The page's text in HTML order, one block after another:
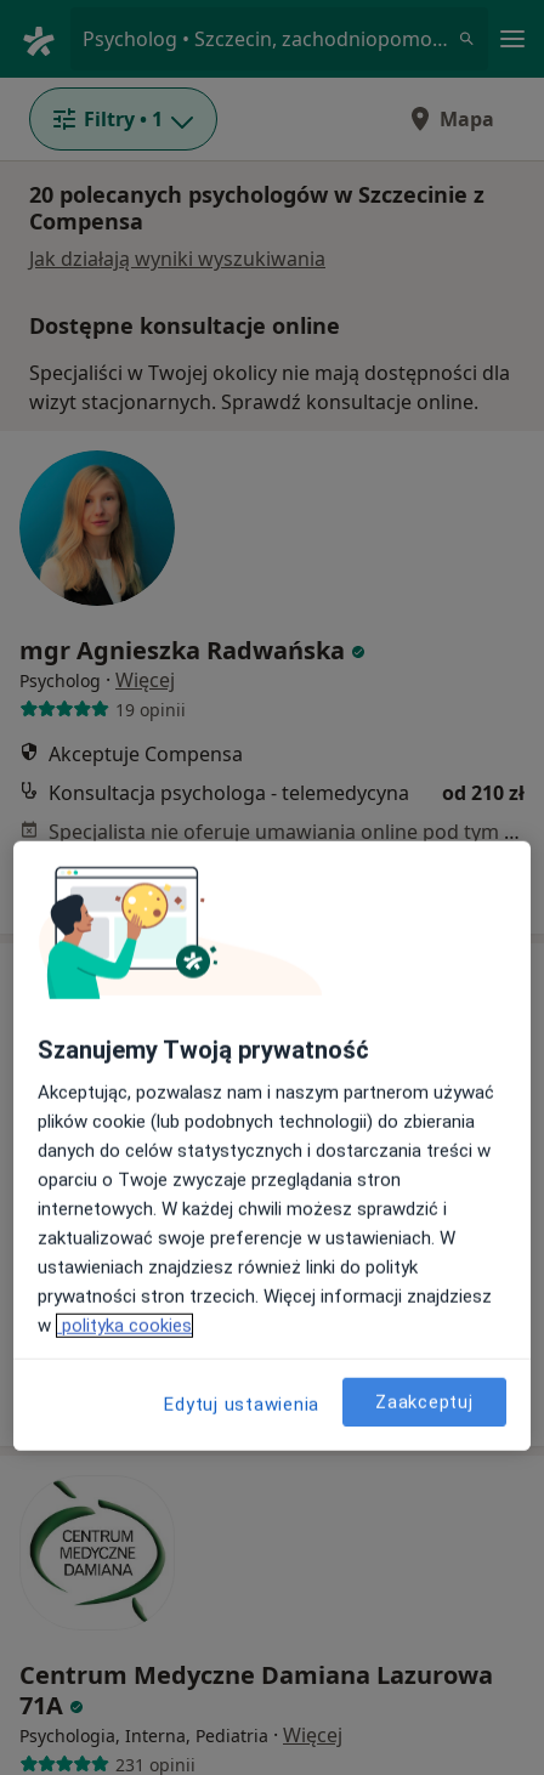
Psycholog • Szczecin, zachodniopomorskie
Filtry • 1 Mapa
20 polecanych psychologów w Szczecinie z
Compensa
Jak działają wyniki wyszukiwania
Dostępne konsultacje online
Specjaliści w Twojej okolicy nie mają dostępności dla
wizyt stacjonarnych. Sprawdź konsultacje online.
mgr Agnieszka Radwańska
Psycholog · Więcej
19 opinii
Akceptuje Compensa
Konsultacja psychologa - telemedycyna
od 210 zł
Specjalista nie oferuje umawiania online pod tym adresem.
Poproś o wizytę
mgr Weronika Loch
Psycholog · Więcej
12 opinii
Akceptuje Compensa
Psychoterapia indywidualna
od 229 zł
Poproś o wizytę
Centrum Medyczne Damiana Lazurowa
71A
Psychologia, Interna, Pediatria · Więcej
231 opinii
Szanujemy Twoją prywatność
Akceptując, pozwalasz nam i naszym partnerom używać
plików cookie (lub podobnych technologii) do zbierania
danych do celów statystycznych i dostarczania treści w
oparciu o Twoje zwyczaje przeglądania stron
internetowych. W każdej chwili możesz sprawdzić i
zaktualizować swoje preferencje w ustawieniach. W
ustawieniach znajdziesz również linki do polityk
prywatności stron trzecich. Więcej informacji znajdziesz
w polityka cookies
Edytuj ustawienia Zaakceptuj